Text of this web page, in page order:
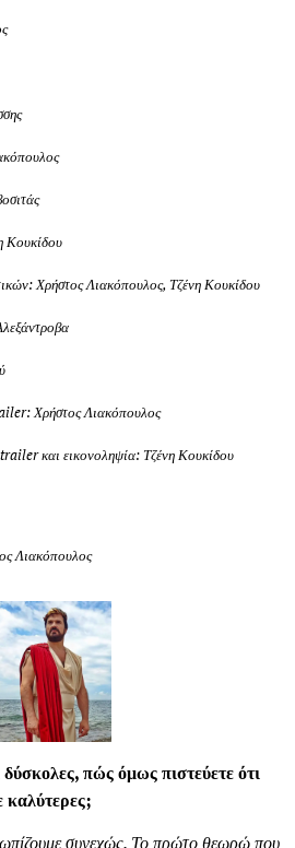
Κουκίδου
Χρήστος Λιακόπουλος, Τζένη Κουκίδου
Χρήστος Λιακόπουλος
και εικονοληψία: Τζένη Κουκίδου
Λιακόπουλος
πώς όμως πιστεύετε ότι
καλύτερες;
συνεχώς. Το πρώτο θεωρώ που